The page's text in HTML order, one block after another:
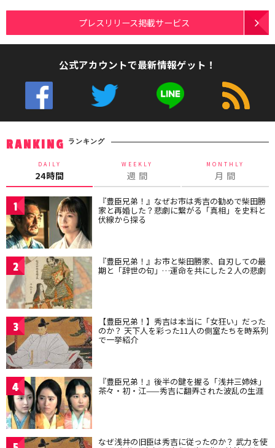
プレスリリース掲載サービス
公式アカウントで最新情報ゲット！
RANKING ランキング
DAILY
24時間
WEEKLY
週 間
MONTHLY
月 間
1 『豊臣兄弟！』なぜお市は秀吉の勧めで柴田勝
家と再婚した？悲劇に繋がる「真相」を史料と
伏線から探る
2 『豊臣兄弟！』お市と柴田勝家、自刃しての最
期と「辞世の句」…運命を共にした２人の悲劇
3 【豊臣兄弟！】秀吉は本当に「女狂い」だった
のか？ 天下人を彩った11人の側室たちを時系列
で一挙紹介
4 『豊臣兄弟！』後半の鍵を握る「浅井三姉妹」
茶々・初・江——秀吉に翻弄された波乱の生涯
なぜ浅井の旧臣は秀吉に従ったのか？ 武力を使